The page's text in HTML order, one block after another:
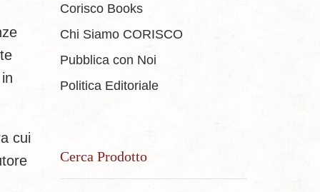
cui
Corisco Books
Chi Siamo CORISCO
Pubblica con Noi
Politica Editoriale
Cerca Prodotto